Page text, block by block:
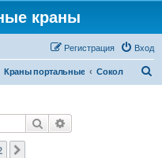
краны
Вход
Регистрация
Краны портальные Сокол
Поиск